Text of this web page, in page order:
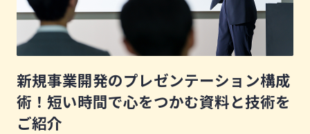
新規事業開発のプレゼンテーション構成
術！短い時間で心をつかむ資料と技術を
ご紹介